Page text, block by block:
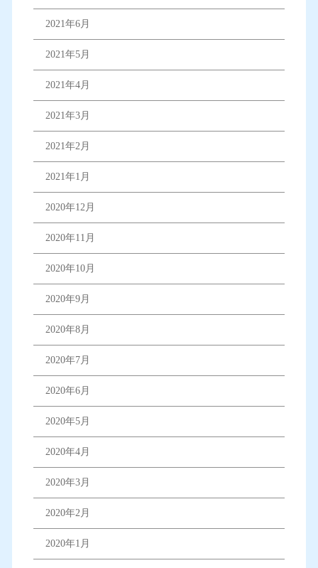
2021年6月
2021年5月
2021年4月
2021年3月
2021年2月
2021年1月
2020年12月
2020年11月
2020年10月
2020年9月
2020年8月
2020年7月
2020年6月
2020年5月
2020年4月
2020年3月
2020年2月
2020年1月